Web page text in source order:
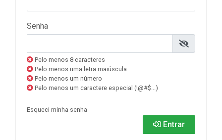
Senha
Pelo menos 8 caracteres
Pelo menos uma letra maiúscula
Pelo menos um número
Pelo menos um caractere especial (!@#$...)
Esqueci minha senha
Entrar